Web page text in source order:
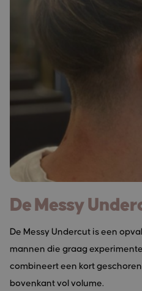
De Messy
De Messy Undercut is een
mannen die graag
combineert een kort
bovenkant vol volume.